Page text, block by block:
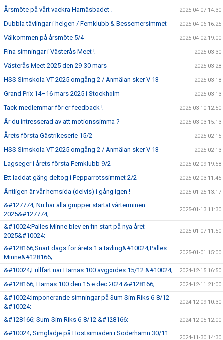
Årsmöte på vårt vackra Harnäsbadet ! 2025-04-07 14:30
Dubbla tävlingar i helgen / Femklubb & Bessemersimmet 2025-04-06 16:25
Välkommen på årsmöte 5/4 2025-04-02 19:00
Fina simningar i Västerås Meet ! 2025-03-30
Västerås Meet 2025 den 29-30 mars 2025-03-28
HSS Simskola VT 2025 omgång 2 / Anmälan sker V 13 2025-03-18
Grand Prix 14–16 mars 2025 i Stockholm 2025-03-13
Tack medlemmar för er feedback ! 2025-03-10 12:50
Är du intresserad av att motionssimma ? 2025-03-03 15:13
Årets första Gästrikeserie 15/2 2025-02-15
HSS Simskola VT 2025 omgång 2 / Anmälan sker V 13 2025-02-13
Lagseger i årets första Femklubb 9/2 2025-02-09 19:58
Ett laddat gäng deltog i Pepparrotssimmet 2/2 2025-02-03 11:45
Äntligen är vår hemsida (delvis) i gång igen ! 2025-01-25 13:17
&#127774; Nu har alla grupper startat vårterminen
2025&#127774;
2025-01-13 11:30
&#10024;Palles Minne blev en fin start på nya året
2025&#10024;
2025-01-07 11:50
&#128166;Snart dags för årets 1:a tävling&#10024;Palles
Minne&#128166;
2025-01-01 15:00
&#10024;Fullfart när Harnäs 100 avgjordes 15/12 &#10024; 2024-12-15 16:50
&#128166; Harnäs 100 den 15:e dec 2024 &#128166; 2024-12-11 21:00
&#10024;Imponerande simningar på Sum Sim Riks 6-8/12
&#10024;
2024-12-09 10:30
&#128166; Sum-Sim Riks 6-8/12 &#128166; 2024-12-05 12:00
&#10024; Simglädje på Höstsimiaden i Söderhamn 30/11
2024-11-30 14:30